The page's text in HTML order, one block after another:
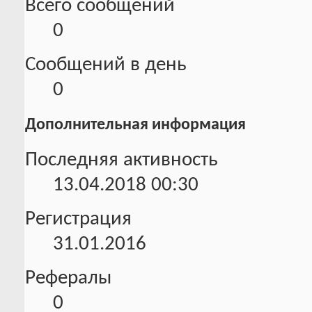
Всего сообщений
0
Сообщений в день
0
Дополнительная информация
Последняя активность
13.04.2018 00:30
Регистрация
31.01.2016
Рефералы
0